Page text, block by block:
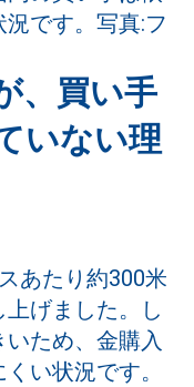
、買い手
いない理
あたり約300米
上げました。し
ため、金購入
い状況です。